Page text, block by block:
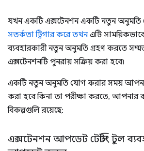
যখন একটি এক্সটেনশন একটি নতুন অনুমতি
সতর্কতা ট্রিগার করে তখনএটি
ব্যবহারকারী নতুন অনুমতি গ্রহণ করতে
এক্সটেনশনটি পুনরায় সক্রিয় করা হবে৷
একটি নতুন অনুমতি যোগ করার সময়
করা হবে কিনা তা পরীক্ষা করতে, আপনার
বিকল্পগুলি রয়েছে:
এক্সটেনশন আপডেট টেস্টিং টুল